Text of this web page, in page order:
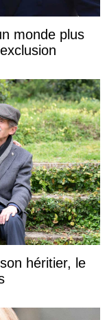
monde plus
héritier, le